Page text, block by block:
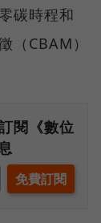
碳時程和
（CBAM）
閱《數位